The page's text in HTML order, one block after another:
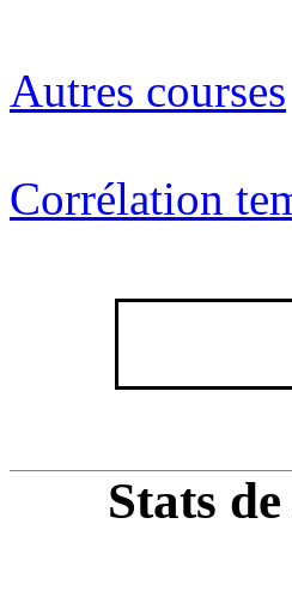
Autres courses
Corrélation
Stats de